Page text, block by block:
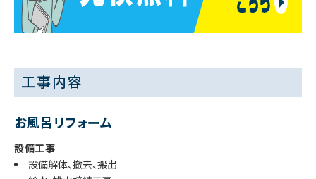
工事内容
お風呂リフォーム
設備工事
設備解体、撤去、搬出